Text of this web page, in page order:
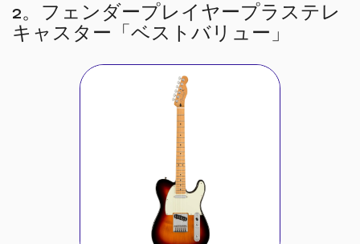
2。フェンダープレイヤープラステレ
キャスター「ベストバリュー」